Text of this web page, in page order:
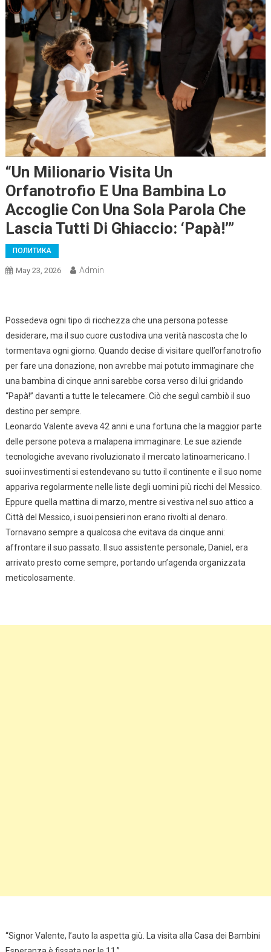
“Un Milionario Visita Un
Orfanotrofio E Una Bambina Lo
Accoglie Con Una Sola Parola Che
Lascia Tutti Di Ghiaccio: ‘Papà!’”
ПОЛИТИКА
May 23, 2026 Admin
Possedeva ogni tipo di ricchezza che una persona potesse
desiderare, ma il suo cuore custodiva una verità nascosta che lo
tormentava ogni giorno. Quando decise di visitare quell’orfanotrofio
per fare una donazione, non avrebbe mai potuto immaginare che
una bambina di cinque anni sarebbe corsa verso di lui gridando
“Papà!” davanti a tutte le telecamere. Ciò che seguì cambiò il suo
destino per sempre.
Leonardo Valente aveva 42 anni e una fortuna che la maggior parte
delle persone poteva a malapena immaginare. Le sue aziende
tecnologiche avevano rivoluzionato il mercato latinoamericano. I
suoi investimenti si estendevano su tutto il continente e il suo nome
appariva regolarmente nelle liste degli uomini più ricchi del Messico.
Eppure quella mattina di marzo, mentre si vestiva nel suo attico a
Città del Messico, i suoi pensieri non erano rivolti al denaro.
Tornavano sempre a qualcosa che evitava da cinque anni:
affrontare il suo passato. Il suo assistente personale, Daniel, era
arrivato presto come sempre, portando un’agenda organizzata
meticolosamente.
“Signor Valente, l’auto la aspetta giù. La visita alla Casa dei Bambini